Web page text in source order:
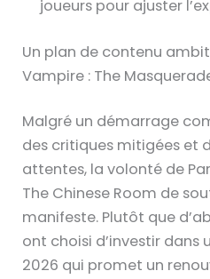
joueurs pour ajuster
Un plan de contenu
Vampire : The
Malgré un démarrage
des critiques mitigées et
attentes, la volonté de
The Chinese Room de
manifeste. Plutôt que
ont choisi d’investir dans
2026 qui promet un